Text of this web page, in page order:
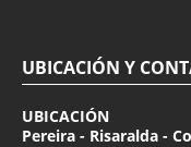
UBICACIÓN Y
UBICACIÓN
Pereira - Risaralda -